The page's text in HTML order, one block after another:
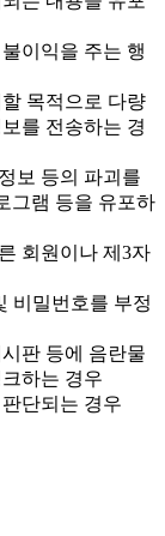
이익을 주는 행
목적으로 다량
를 전송하는 경
보 등의 파괴를
그램 등을 유포하
회원이나 제3자
비밀번호를 부정
판 등에 음란물
하는 경우
단되는 경우